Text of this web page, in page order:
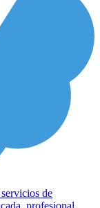
de
profesional,